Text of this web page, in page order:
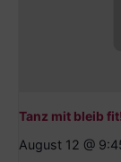
Tanz mit bleib
August 12 @